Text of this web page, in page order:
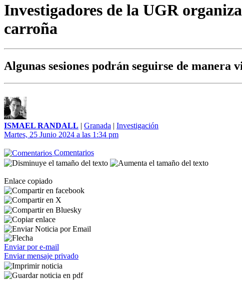
Investigadores de la UGR
carroña
Algunas sesiones podrán seguirse de manera
ISMAEL RANDALL | Granada | Investigación
Martes, 25 Junio 2024 a las 1:34 pm
Comentarios
Enlace copiado
Enviar por e-mail
Enviar mensaje privado